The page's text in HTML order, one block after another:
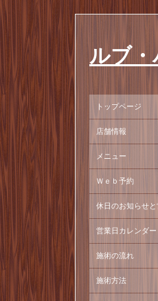
ルブ
トップページ
店舗情報
メニュー
Ｗｅｂ予約
休日のお知らせと
営業日カレンダー
施術の流れ
施術方法